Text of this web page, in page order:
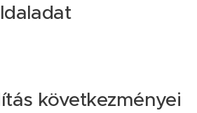
következményei